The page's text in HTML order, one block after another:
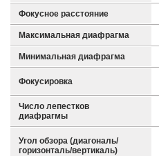
Фокусное расстояние
Максимальная диафрагма
Минимальная диафрагма
Фокусировка
Число лепестков
диафрагмы
Угол обзора (диагональ/
горизонталь/вертикаль)